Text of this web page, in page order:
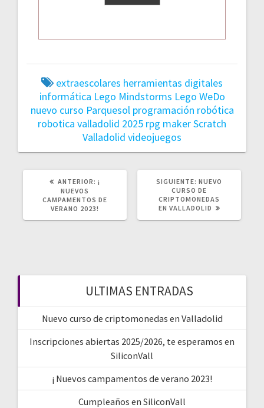
extraescolares herramientas digitales
informática Lego Mindstorms Lego WeDo
nuevo curso Parquesol programación robótica
robotica valladolid 2025 rpg makerScratch
Valladolid videojuegos
ANTERIOR: POST
¡
NUEVOS
CAMPAMENTOS DE
VERANO 2023!
SIGUIENTE: SIGUIENTE
POST:
NUEVO
CURSO DE
CRIPTOMONEDAS
EN VALLADOLID
ULTIMAS ENTRADAS
Nuevo curso de criptomonedas en Valladolid
Inscripciones abiertas 2025/2026, te esperamos en
SiliconVall
¡ Nuevos campamentos de verano 2023!
Cumpleaños en SiliconVall